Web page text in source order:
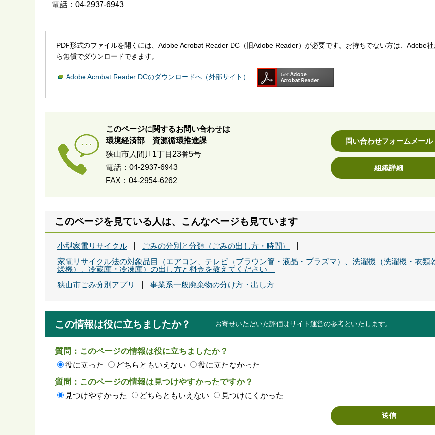
電話：04-2937-6943
PDF形式のファイルを開くには、Adobe Acrobat Reader DC（旧Adobe Reader）が必要です。お持ちでない方は、Adobe社
ら無償でダウンロードできます。
Adobe Acrobat Reader DCのダウンロードへ（外部サイト）
このページに関するお問い合わせは
環境経済部 資源循環推進課
狭山市入間川1丁目23番5号
電話：04-2937-6943
FAX：04-2954-6262
問い合わせフォームメール
組織詳細
このページを見ている人は、こんなページも見ています
小型家電リサイクル
ごみの分別と分類（ごみの出し方・時間）
家電リサイクル法の対象品目（エアコン、テレビ（ブラウン管・液晶・プラズマ）、洗濯機（洗濯機・衣類
燥機）、冷蔵庫・冷凍庫）の出し方と料金を教えてください。
狭山市ごみ分別アプリ
事業系一般廃棄物の分け方・出し方
この情報は役に立ちましたか？ お寄せいただいた評価はサイト運営の参考といたします。
質問：このページの情報は役に立ちましたか？
役に立った どちらともいえない 役に立たなかった
質問：このページの情報は見つけやすかったですか？
見つけやすかった どちらともいえない 見つけにくかった